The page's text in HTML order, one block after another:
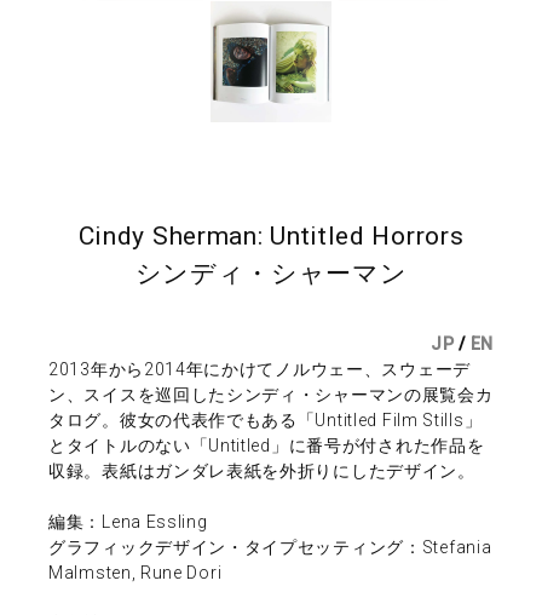
Cindy Sherman: Untitled Horrors
シンディ・シャーマン
JP / EN
2013年から2014年にかけてノルウェー、スウェーデ
ン、スイスを巡回したシンディ・シャーマンの展覧会カ
タログ。彼女の代表作でもある「Untitled Film Stills」
とタイトルのない「Untitled」に番号が付された作品を
収録。表紙はガンダレ表紙を外折りにしたデザイン。
編集：Lena Essling
グラフィックデザイン・タイプセッティング：Stefania
Malmsten, Rune Dori